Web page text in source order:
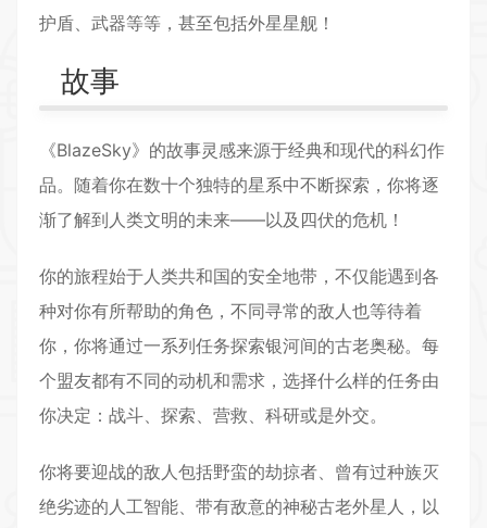
护盾、武器等等，甚至包括外星星舰！
故事
《BlazeSky》的故事灵感来源于经典和现代的科幻作
品。随着你在数十个独特的星系中不断探索，你将逐
渐了解到人类文明的未来——以及四伏的危机！
你的旅程始于人类共和国的安全地带，不仅能遇到各
种对你有所帮助的角色，不同寻常的敌人也等待着
你，你将通过一系列任务探索银河间的古老奥秘。每
个盟友都有不同的动机和需求，选择什么样的任务由
你决定：战斗、探索、营救、科研或是外交。
你将要迎战的敌人包括野蛮的劫掠者、曾有过种族灭
绝劣迹的人工智能、带有敌意的神秘古老外星人，以